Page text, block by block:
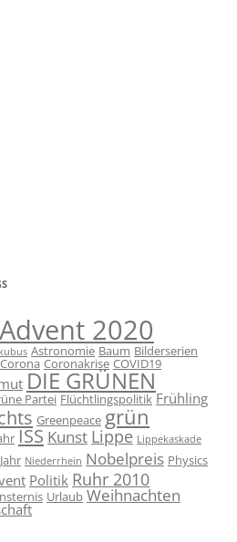
Advent 2020
Astronomie Baum Bilderserien
Corona Coronakrise COVID19
DIE GRÜNEN
Partei Flüchtlingspolitik Frühling
Greenpeace grün
ISS Kunst Lippe Lippekaskade
Niederrhein Nobelpreis Physics
Politik Ruhr 2010
Urlaub Weihnachten